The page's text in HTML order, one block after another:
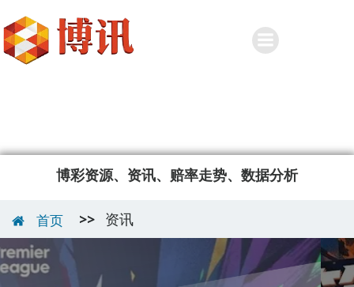
博彩资源、资讯、赔率走势、数据分析
首页 >> 资讯